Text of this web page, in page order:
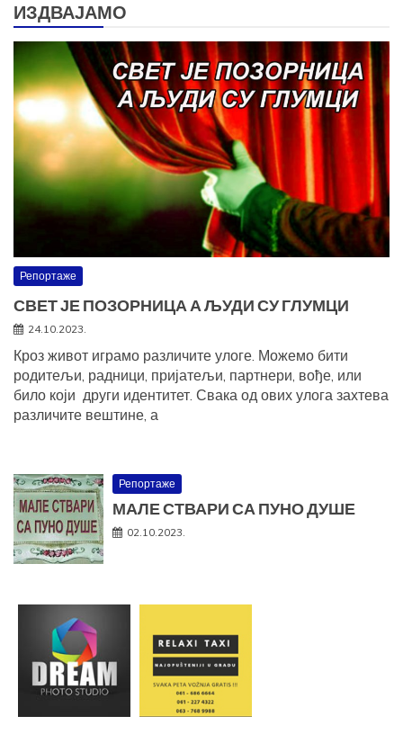
ИЗДВАЈАМО
Репортаже
СВЕТ ЈЕ ПОЗОРНИЦА А ЉУДИ СУ ГЛУМЦИ
24.10.2023.
Кроз живот играмо различите улоге. Можемо бити
родитељи, радници, пријатељи, партнери, вође, или
било који други идентитет. Свака од ових улога захтева
различите вештине, а
Репортаже
МАЛЕ СТВАРИ СА ПУНО ДУШЕ
02.10.2023.